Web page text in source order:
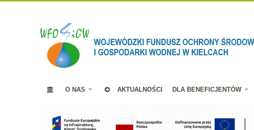
O NAS AKTUALNOŚCI DLA BENEFICJENTÓW